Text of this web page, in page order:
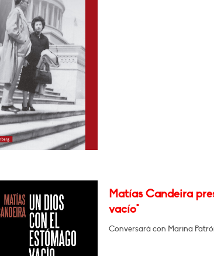
Matías Candeira
vacío"
Conversará con Marina